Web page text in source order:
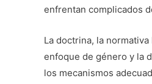
enfrentan complicados
La doctrina, la
enfoque de género y la
los mecanismos